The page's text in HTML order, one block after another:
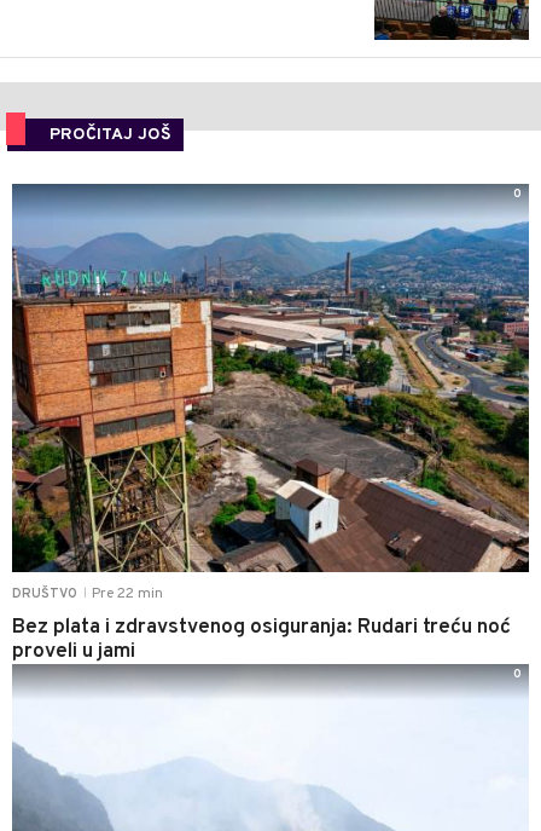
PROČITAJ JOŠ
DRUŠTVO Pre 22 min
Bez plata i zdravstvenog osiguranja: Rudari treću noć
proveli u jami
0
0